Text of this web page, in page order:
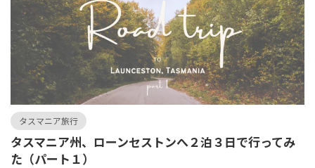
タスマニア旅行
タスマニア州、ローンセストンへ２泊３日で行ってみ
た（パート１）